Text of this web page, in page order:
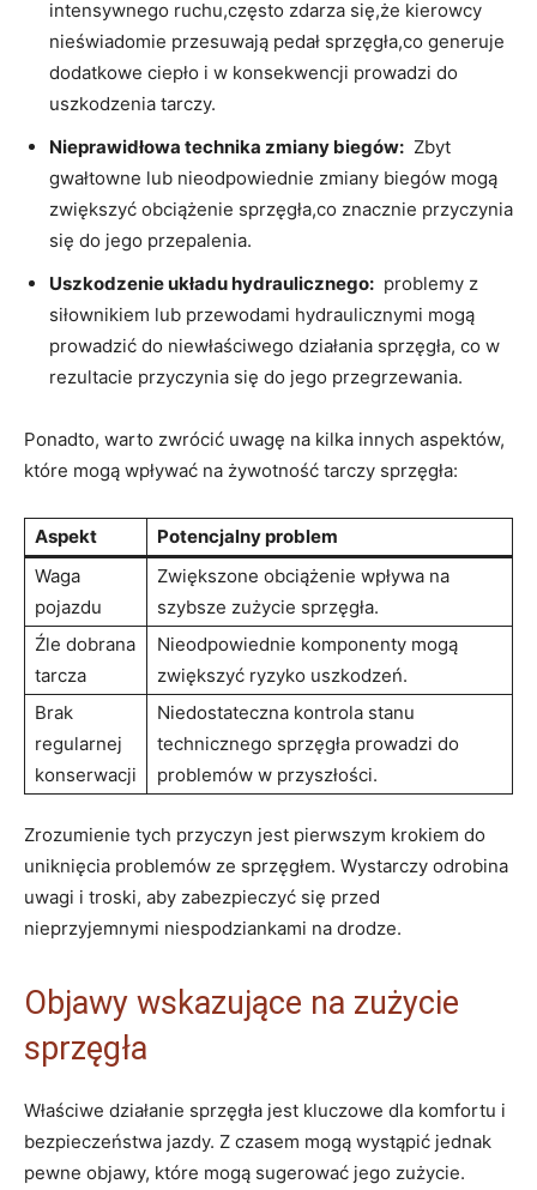
intensywnego ruchu,często zdarza⁣ się,że ‌kierowcy⁣
nieświadomie ⁤przesuwają pedał ⁣sprzęgła,co generuje
dodatkowe ciepło i w konsekwencji prowadzi do
uszkodzenia tarczy.
Nieprawidłowa technika zmiany biegów: ‌ Zbyt
gwałtowne lub​ nieodpowiednie zmiany biegów mogą
zwiększyć obciążenie sprzęgła,co znacznie ‌przyczynia
się do jego przepalenia.
Uszkodzenie⁤ układu hydraulicznego: ⁤ problemy z
siłownikiem lub ⁤przewodami hydraulicznymi mogą
prowadzić do ⁢niewłaściwego ‌działania sprzęgła, co ​w
rezultacie przyczynia się do jego przegrzewania.
Ponadto, warto zwrócić uwagę na kilka innych aspektów,
które ⁤mogą wpływać na żywotność tarczy sprzęgła:
Aspekt
Potencjalny problem
Waga
pojazdu
Zwiększone ​obciążenie wpływa na
szybsze zużycie​ sprzęgła.
Źle dobrana
​tarcza
Nieodpowiednie komponenty ⁣mogą
zwiększyć ⁣ryzyko uszkodzeń.
Brak
regularnej
konserwacji
Niedostateczna⁤ kontrola stanu
technicznego sprzęgła prowadzi ‍do⁤
problemów w przyszłości.
Zrozumienie tych przyczyn jest pierwszym krokiem do
uniknięcia⁣ problemów ze sprzęgłem. Wystarczy odrobina
uwagi ⁤i troski, aby zabezpieczyć⁣ się przed
nieprzyjemnymi niespodziankami na drodze.
Objawy wskazujące na⁣ zużycie
sprzęgła
Właściwe działanie sprzęgła‍ jest kluczowe dla komfortu i
bezpieczeństwa​ jazdy. Z czasem mogą ‌wystąpić jednak
⁢pewne objawy,⁢ które mogą sugerować jego zużycie.​